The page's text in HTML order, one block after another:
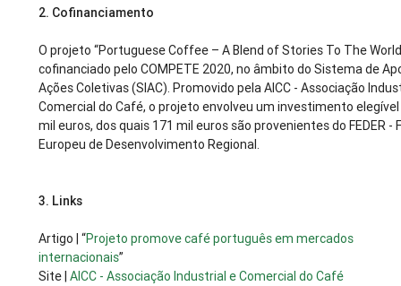
2. Cofinanciamento
O projeto “Portuguese Coffee – A Blend of Stories To The
cofinanciado pelo COMPETE 2020, no âmbito do Sistema de
Ações Coletivas (SIAC). Promovido pela AICC - Associação
Comercial do Café, o projeto envolveu um investimento
mil euros, dos quais 171 mil euros são provenientes do FEDER -
Europeu de Desenvolvimento Regional.
3. Links
Artigo | “Projeto promove café português em mercados
internacionais”
Site |AICC - Associação Industrial e Comercial do Café